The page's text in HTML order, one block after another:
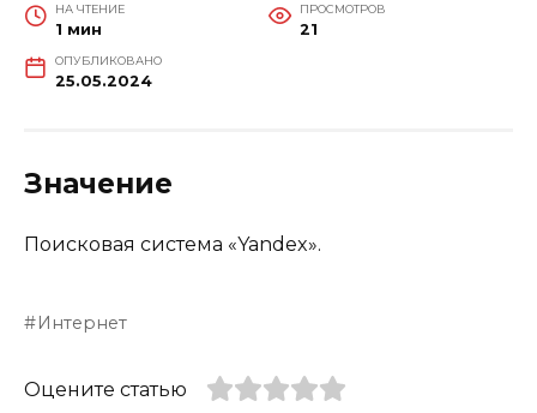
НА ЧТЕНИЕ
1 мин
ПРОСМОТРОВ
21
ОПУБЛИКОВАНО
25.05.2024
Значение
Поисковая система «Yandex».
Интернет
Оцените статью